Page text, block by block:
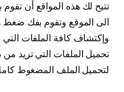
تتيح لك هذه المواقع أن
الى الموقع وتقوم بفك ضغط
وإكتشاف كافة الملفات
تحميل الملفات التي تريد
لتحميل الملف المضغوط